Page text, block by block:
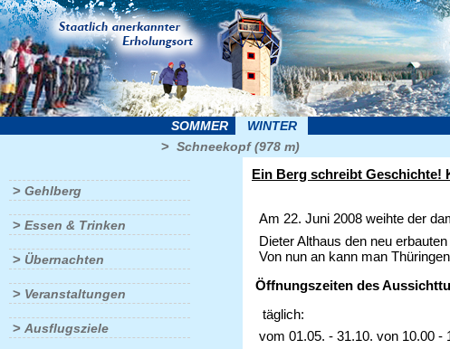
SOMMER WINTER
> Schneekopf (978 m)
> Gehlberg
> Essen & Trinken
> Übernachten
> Veranstaltungen
> Ausflugsziele
Ein Berg schreibt Geschichte!
Am 22. Juni 2008 weihte der
Dieter Althaus den neu
Von nun an kann man
Öffnungszeiten des
täglich:
vom 01.05. - 31.10. von 10.00 -